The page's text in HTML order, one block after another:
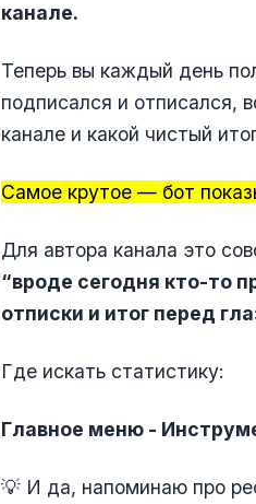
канале.
Теперь вы каждый день
подписался и отписался,
канале и какой чистый
Самое крутое — бот
Для автора канала это
“вроде сегодня кто-то
отписки и итог перед
Где искать статистику:
Главное меню -
💡 И да, напоминаю про